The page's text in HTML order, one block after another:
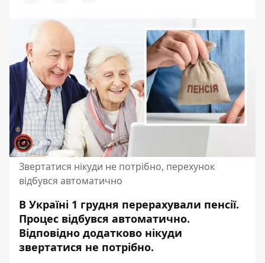
Звертатися нікуди не потрібно, перехунок
відбувся автоматично
В Україні 1 грудня перерахували пенсії.
Процес відбувся автоматично.
Відповідно додатково нікуди
звертатися не потрібно.